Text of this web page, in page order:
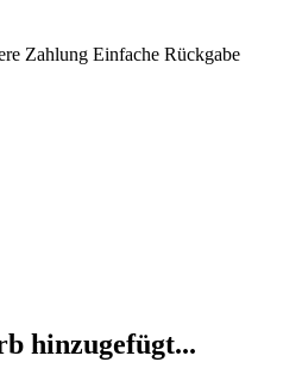
Zahlung Einfache Rückgabe
hinzugefügt...